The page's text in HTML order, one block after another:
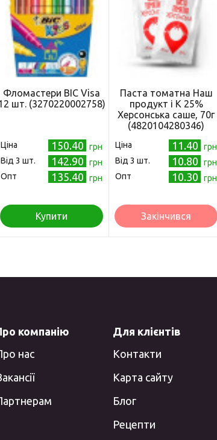
Фломастери BIC Visa
шт. (3270220002758)
Ціна 150.40
грн
Від 3 шт.
142.90
грн
Опт
135.40 грн
Купити
Паста томатна Наш
продукт і К 25%
Херсонська саше, 70г
(4820104280346)
Ціна 11.40
грн
Від 3 шт.
10.80
грн
Опт
10.30 грн
Закінчився
компанію
нас
Для клієнтів
Контакти
Карта сайту
Блог
Рецепти